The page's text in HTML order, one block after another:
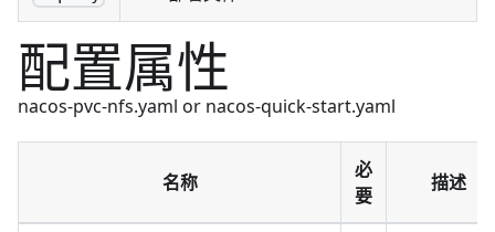
配置属性
nacos-pvc-nfs.yaml or nacos-quick-start.yaml
名称
必
要
描述